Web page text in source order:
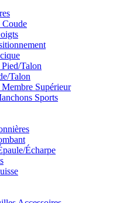
Coude
Talon
Talon
Supérieur
Sports
Écharpe